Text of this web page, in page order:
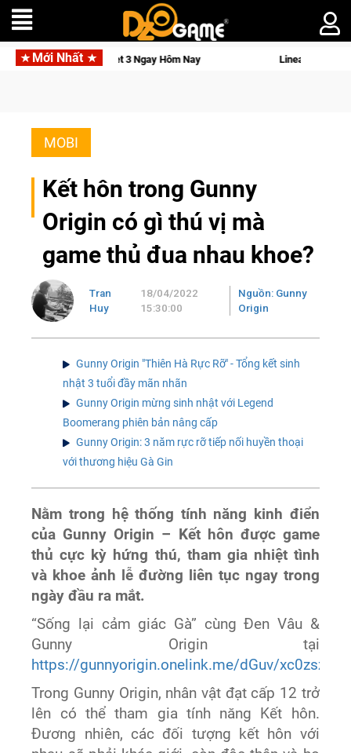
Mới Nhất
Pocket 3 Ngay Hôm Nay Lineage W – Quyền lực và
MOBI
Kết hôn trong Gunny
Origin có gì thú vị mà
game thủ đua nhau khoe?
Tran
Huy
18/04/2022
15:30:00
Nguồn: Gunny
Origin
Gunny Origin "Thiên Hà Rực Rỡ" - Tổng kết sinh
nhật 3 tuổi đầy mãn nhãn
Gunny Origin mừng sinh nhật với Legend
Boomerang phiên bản nâng cấp
Gunny Origin: 3 năm rực rỡ tiếp nối huyền thoại
với thương hiệu Gà Gin
Nằm trong hệ thống tính năng kinh điển
của Gunny Origin – Kết hôn được game
thủ cực kỳ hứng thú, tham gia nhiệt tình
và khoe ảnh lễ đường liên tục ngay trong
ngày đầu ra mắt.
“Sống lại cảm giác Gà” cùng Đen Vâu &
Gunny Origin tại
https://gunnyorigin.onelink.me/dGuv/xc0zsz7m
Trong Gunny Origin, nhân vật đạt cấp 12 trở
lên có thể tham gia tính năng Kết hôn.
Đương nhiên, các đối tượng kết hôn với